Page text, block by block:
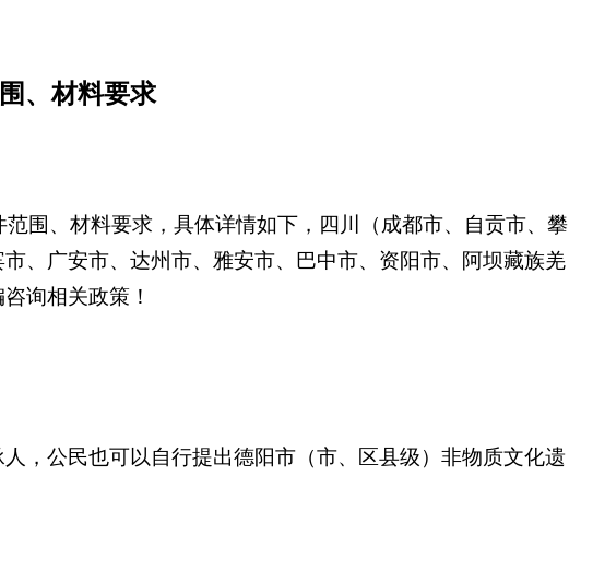
、材料要求
围、材料要求，具体详情如下，四川（成都市、自贡市、攀
、广安市、达州市、雅安市、巴中市、资阳市、阿坝藏族羌
询相关政策！
，公民也可以自行提出德阳市（市、区县级）非物质文化遗